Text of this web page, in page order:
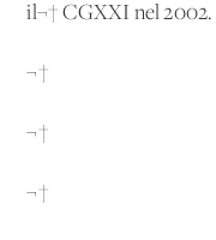
il¬† CGXXI nel 2002.
¬†
¬†
¬†